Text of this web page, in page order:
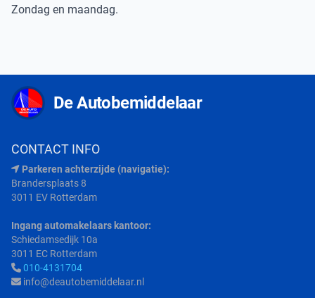
Zondag en maandag.
De Autobemiddelaar
CONTACT INFO
Parkeren achterzijde (navigatie):
Brandersplaats 8
3011 EV Rotterdam
Ingang automakelaars kantoor:
Schiedamsedijk 10a
3011 EC Rotterdam
010-4131704
info@deautobemiddelaar.nl